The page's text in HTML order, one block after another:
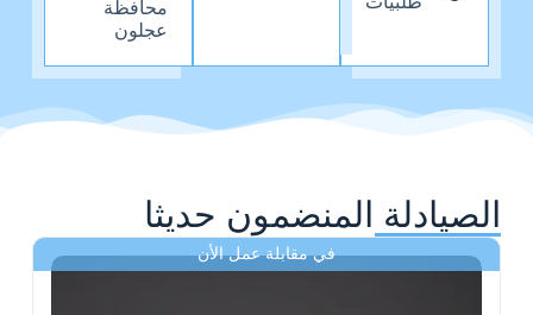
محافظة
عجلون
الصيادلة المنضمون حديثا
في مقابلة عمل الأن